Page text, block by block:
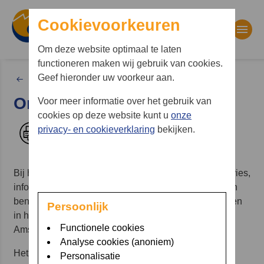
Waar bent u naar op zoek?
Zoekwoorden
Patiënten
Onze hulp aan u
Afdrukken
Bij het Beroerte Adviescentrum krijgt u als patiënt advies,
informatie en begeleiding. Ook jaren nadat u getroffen
bent door een beroerte helpen we u wegwijs te worden
in het aanbod van hulpverlenende instanties in
Amsterdam.
Het Beroerte Adviescentrum werkt samen met
Cookievoorkeuren
Om deze website optimaal te laten
functioneren maken wij gebruik van cookies.
Geef hieronder uw voorkeur aan.
Voor meer informatie over het gebruik van
cookies op deze website kunt u onze
privacy- en cookieverklaring bekijken.
Persoonlijk
Functionele cookies
Analyse cookies (anoniem)
Personalisatie